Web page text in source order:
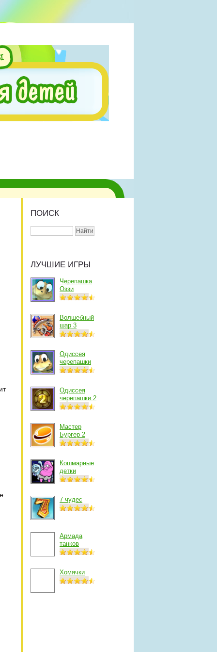
ПОИСК
ЛУЧШИЕ ИГРЫ
Черепашка
Оззи
Волшебный
шар 3
Одиссея
черепашки
Одиссея
черепашки 2
Мастер
Бургер 2
Кошмарные
детки
7 чудес
Армада
танков
Хомячки